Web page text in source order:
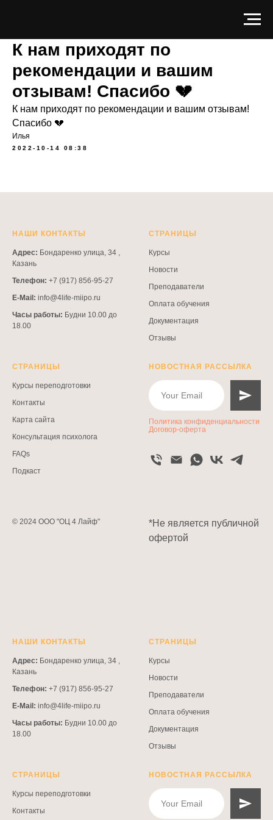
К нам приходят по
рекомендации и вашим
отзывам! Спасибо 💔
К нам приходят по рекомендации и вашим отзывам!
Спасибо 💔
Илья
2022-10-14 08:38
НАШИ КОНТАКТЫ
Адрес: Бондаренко улица, 34 ,
Казань
Телефон: +7 (917) 856-95-27
E-Mail: info@4life-miipo.ru
Часы работы: Будни 10.00 до
18.00
СТРАНИЦЫ
Курсы
Новости
Преподаватели
Оплата обучения
Документация
Отзывы
СТРАНИЦЫ
Курсы переподготовки
Контакты
Карта сайта
Консультация психолога
FAQs
Подкаст
НОВОСТНАЯ РАССЫЛКА
Политика конфиденциальности
Договор-оферта
© 2024 ООО "ОЦ 4 Лайф"
*Не является публичной
офертой
НАШИ КОНТАКТЫ
Адрес: Бондаренко улица, 34 ,
Казань
Телефон: +7 (917) 856-95-27
E-Mail: info@4life-miipo.ru
Часы работы: Будни 10.00 до
18.00
СТРАНИЦЫ
Курсы
Новости
Преподаватели
Оплата обучения
Документация
Отзывы
СТРАНИЦЫ
Курсы переподготовки
Контакты
НОВОСТНАЯ РАССЫЛКА